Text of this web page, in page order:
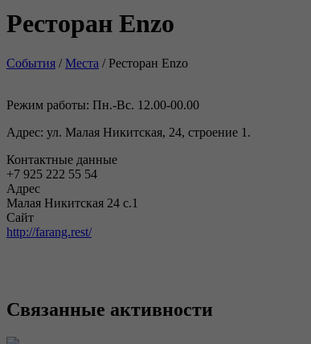
Ресторан Enzo
События /Места /Ресторан Enzo
Режим работы: Пн.-Вс. 12.00-00.00
Адрес: ул. Малая Никитская, 24, строение 1.
Контактные данные
+7 925 222 55 54
Адрес
Малая Никитская 24 с.1
Сайт
http://farang.rest/
Связанные активности